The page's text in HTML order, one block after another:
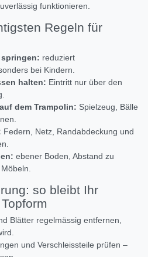
funktionieren.
Regeln für
springen: reduziert
bei Kindern.
halten: Eintritt nur über den
dem Trampolin: Spielzeug, Bälle
Federn, Netz, Randabdeckung und
ebener Boden, Abstand zu
so bleibt Ihr
Blätter regelmässig entfernen,
und Verschleissteile prüfen –